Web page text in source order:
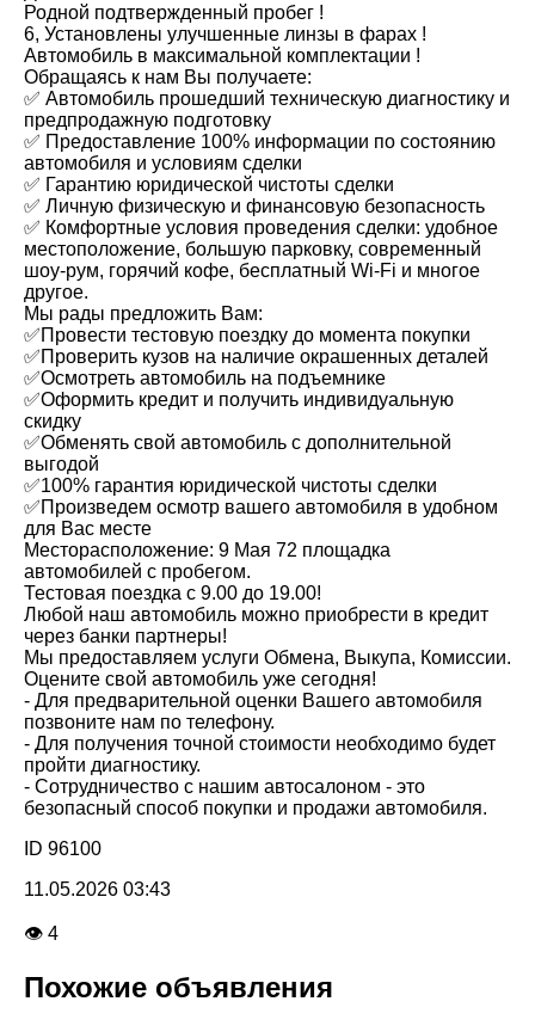
Родной подтвержденный пробег !
6, Установлены улучшенные линзы в фарах !
Автомобиль в максимальной комплектации !
Обращаясь к нам Вы получаете:
✅ Автомобиль прошедший техническую диагностику и
предпродажную подготовку
✅ Предоставление 100% информации по состоянию
автомобиля и условиям сделки
✅ Гарантию юридической чистоты сделки
✅ Личную физическую и финансовую безопасность
✅ Комфортные условия проведения сделки: удобное
местоположение, большую парковку, современный
шоу-рум, горячий кофе, бесплатный Wi-Fi и многое
другое.
Мы рады предложить Вам:
✅Провести тестовую поездку до момента покупки
✅Проверить кузов на наличие окрашенных деталей
✅Осмотреть автомобиль на подъемнике
✅Оформить кредит и получить индивидуальную
скидку
✅Обменять свой автомобиль с дополнительной
выгодой
✅100% гарантия юридической чистоты сделки
✅Произведем осмотр вашего автомобиля в удобном
для Вас месте
Месторасположение: 9 Мая 72 площадка
автомобилей с пробегом.
Тестовая поездка с 9.00 до 19.00!
Любой наш автомобиль можно приобрести в кредит
через банки партнеры!
Мы предоставляем услуги Обмена, Выкупа, Комиссии.
Оцените свой автомобиль уже сегодня!
- Для предварительной оценки Вашего автомобиля
позвоните нам по телефону.
- Для получения точной стоимости необходимо будет
пройти диагностику.
- Сотрудничество с нашим автосалоном - это
безопасный способ покупки и продажи автомобиля.
ID 96100
11.05.2026 03:43
👁 4
Похожие объявления